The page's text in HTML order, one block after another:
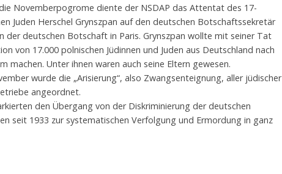
Novemberpogrome diente der NSDAP das Attentat des 17-
Juden Herschel Grynszpan auf den deutschen Botschaftssekretär
der deutschen Botschaft in Paris. Grynszpan wollte mit seiner Tat
von 17.000 polnischen Jüdinnen und Juden aus Deutschland nach
machen. Unter ihnen waren auch seine Eltern gewesen.
wurde die „Arisierung“, also Zwangsenteignung, aller jüdischer
angeordnet.
den Übergang von der Diskriminierung der deutschen
seit 1933 zur systematischen Verfolgung und Ermordung in ganz